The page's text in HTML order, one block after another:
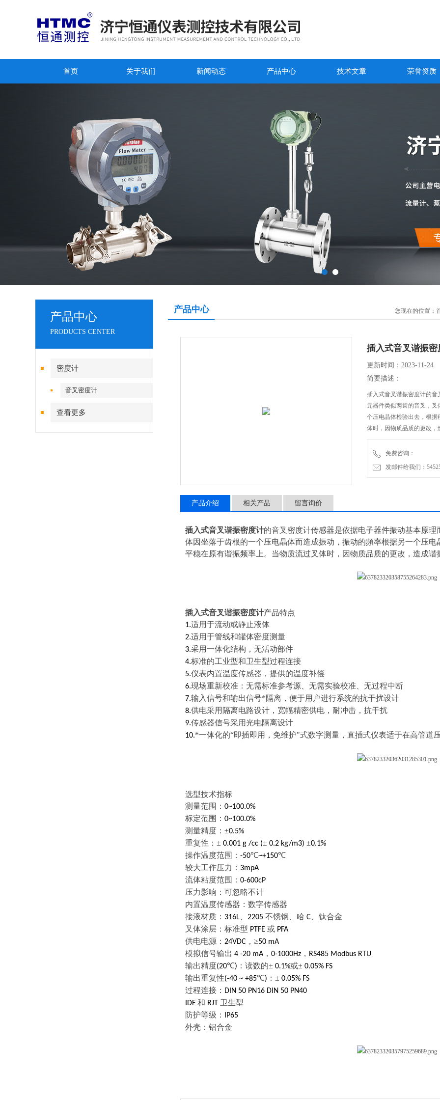
首页 关于我们 新闻动态 产品中心 技术文章 荣誉资质
产品中心
PRODUCTS CENTER
密度计
音叉密度计
查看更多
产品中心 您现在的位置：
插入式音叉谐振密
更新时间：2023-11-24
简要描述：
插入式音叉谐振密度计的
元器件类似两齿的音叉，
个压电晶体检验出去，根据
体时，因物质品质的更改，
免费咨询：
发邮件给我们：
产品介绍 相关产品 留言询价
插入式音叉谐振密度计的音叉密度计传感器是依据电子器件振动基本原
体因坐落于齿根的一个压电晶体而造成振动，振动的頻率根据另一个压
平稳在原有谐振频率上。当物质流过叉体时，因物质品质的更改，造成谐
插入式音叉谐振密度计产品特点
1.适用于流动或静止液体
2.适用于管线和罐体密度测量
3.采用一体化结构，无活动部件
4.标准的工业型和卫生型过程连接
5.仪表内置温度传感器，提供的温度补偿
6.现场重新校准：无需标准参考源、无需实验校准、无过程中断
7.输入信号和输出信号*隔离，便于用户进行系统的抗干扰设计
8.供电采用隔离电路设计，宽幅精密供电，耐冲击，抗干扰
9.传感器信号采用光电隔离设计
10.*一体化的“即插即用，免维护"式数字测量，直插式仪表适于在高管道
选型技术指标
测量范围： 0~100.0%
标定范围： 0~100.0%
测量精度：±0.5%
重复性：± 0.001 g /cc (± 0.2 kg/m3) ±0.1%
操作温度范围： -50℃~+150℃
较大工作压力： 3mpA
流体粘度范围： 0-600cP
压力影响：可忽略不计
内置温度传感器：数字传感器
接液材质： 316L 2205 不锈钢、哈 C 、钛合金
叉体涂层：标准型 PTFE 或 PFA
供电电源： 24VDC ，≥50 mA
模拟信号输出 4 -20 mA ， 0-1000Hz ， RS485 Modbus RTU
输出精度(20℃) ：读数的± 0.1%或± 0.05% FS
输出重复性(-40 ~ +85℃) ：± 0.05% FS
过程连接： DIN 50 PN16 DIN 50 PN40
IDF 和 RJT 卫生型
防护等级：
IP65
外壳：铝合金